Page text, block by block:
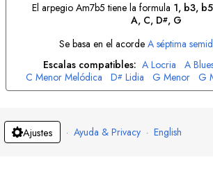
El arpegio Am7b5 tiene la formula 1, b3,
A, C, D#, G
Se basa en el acorde A séptima
Escalas compatibles: A Locria A
C Menor Melódica D# Lidia G Menor G
Ajustes · Ayuda & Privacy · English